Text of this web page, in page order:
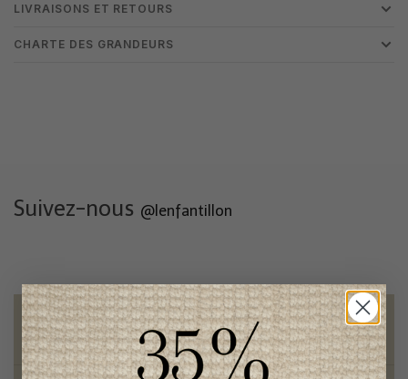
LIVRAISONS ET RETOURS
CHARTE DES GRANDEURS
Suivez-nous @lenfantillon
Livraison gratuite
sur toute commande de 100 $ et plus